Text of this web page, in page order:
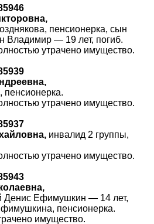
пенсионерка, сын
Владимир — 19 лет, погиб.
утрачено имущество.
пенсионерка.
утрачено имущество.
инвалид 2 группы,
утрачено имущество.
Денис Ефимушкин — 14 лет,
пенсионерка.
имущество.